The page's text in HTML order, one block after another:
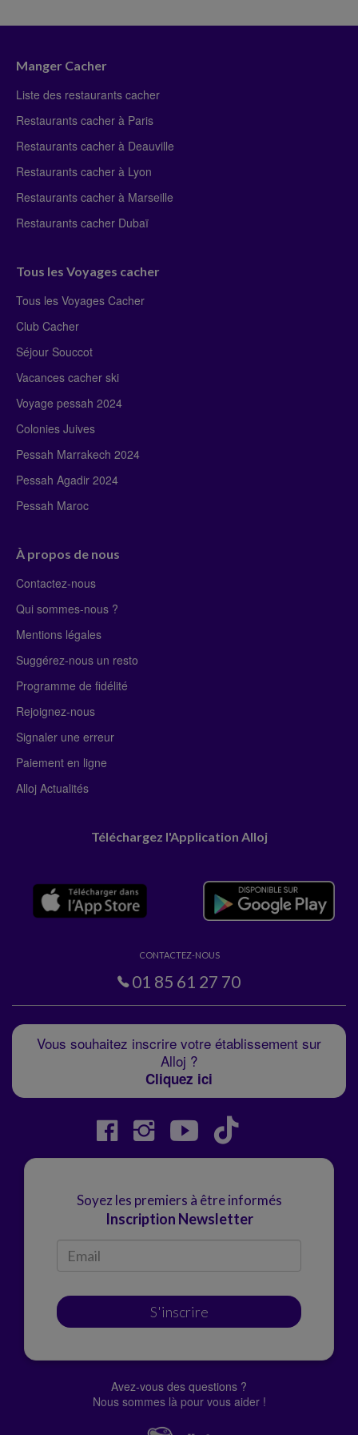
Manger Cacher
Liste des restaurants cacher
Restaurants cacher à Paris
Restaurants cacher à Deauville
Restaurants cacher à Lyon
Restaurants cacher à Marseille
Restaurants cacher Dubaï
Tous les Voyages cacher
Tous les Voyages Cacher
Club Cacher
Séjour Souccot
Vacances cacher ski
Voyage pessah 2024
Colonies Juives
Pessah Marrakech 2024
Pessah Agadir 2024
Pessah Maroc
À propos de nous
Contactez-nous
Qui sommes-nous ?
Mentions légales
Suggérez-nous un resto
Programme de fidélité
Rejoignez-nous
Signaler une erreur
Paiement en ligne
Alloj Actualités
Téléchargez l'Application Alloj
CONTACTEZ-NOUS
01 85 61 27 70
Vous souhaitez inscrire votre établissement sur
Alloj ?
Cliquez ici
Soyez les premiers à être informés
Inscription Newsletter
S'inscrire
Avez-vous des questions ?
Nous sommes là pour vous aider !